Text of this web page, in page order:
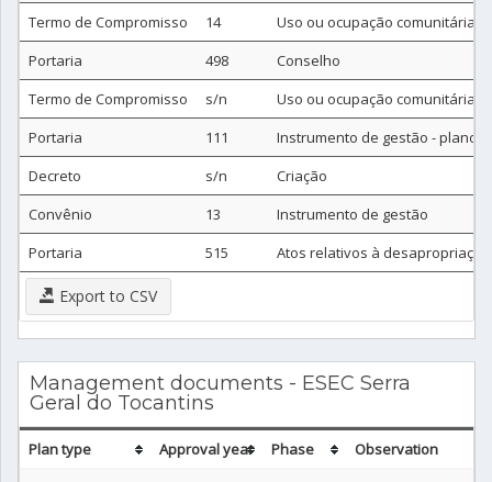
Termo de Compromisso 14
Uso ou ocupação comunitária
Portaria
498
Conselho
Termo de Compromisso
s/n
Uso ou ocupação comunitária
Portaria
111
Instrumento de gestão - plano
Decreto
s/n
Criação
Convênio
13
Instrumento de gestão
Portaria
515 Atos relativos à desapropriação
Export to CSV
Management documents - ESEC Serra
Geral do Tocantins
Plan type Approval year Phase
Observation